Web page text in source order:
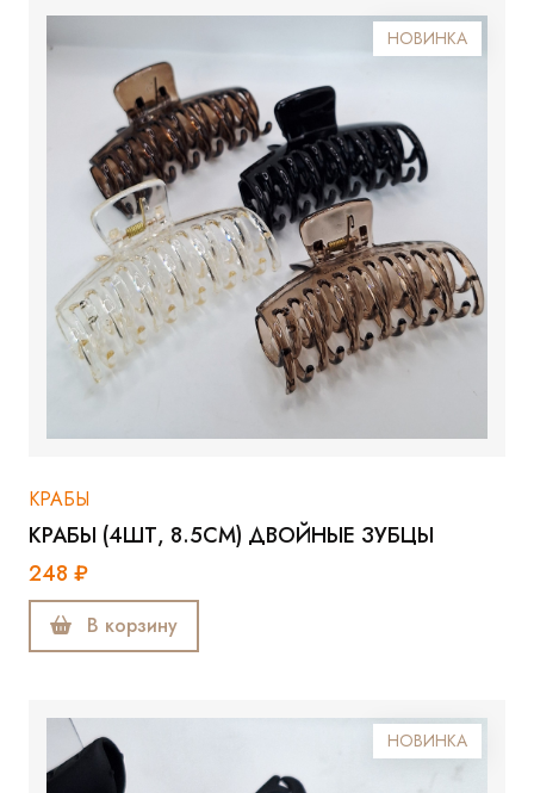
НОВИНКА
КРАБЫ
КРАБЫ (4ШТ, 8.5СМ) ДВОЙНЫЕ ЗУБЦЫ
248 ₽
В корзину
НОВИНКА